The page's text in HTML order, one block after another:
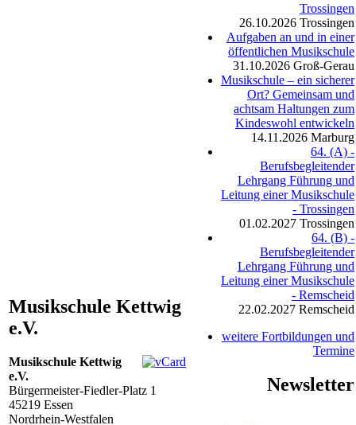
Musikschule Kettwig
e.V.
Musikschule Kettwig
e.V.
Bürgermeister-Fiedler-Platz 1
45219 Essen
Nordrhein-Westfalen
Trossingen
26.10.2026 Trossingen
Aufgaben an und in einer
öffentlichen Musikschule
31.10.2026 Groß-Gerau
Musikschule – ein sicherer
Ort? Gemeinsam und
achtsam Haltungen zum
Kindeswohl entwickeln
14.11.2026 Marburg
64. (A) -
Berufsbegleitender
Lehrgang Führung und
Leitung einer Musikschule
- Trossingen
01.02.2027 Trossingen
64. (B) -
Berufsbegleitender
Lehrgang Führung und
Leitung einer Musikschule
- Remscheid
22.02.2027 Remscheid
weitere Fortbildungen und
Termine
Newsletter